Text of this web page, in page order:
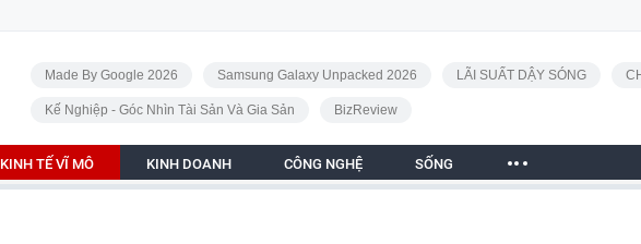
Made By Google 2026 Samsung Galaxy Unpacked 2026 LÃI SUẤT DẬY SÓNG
Kế Nghiệp - Góc Nhìn Tài Sản Và Gia Sản BizReview
KINH TẾ VĨ MÔ KINH DOANH CÔNG NGHỆ SỐNG